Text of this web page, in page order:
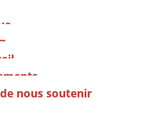
nous soutenir